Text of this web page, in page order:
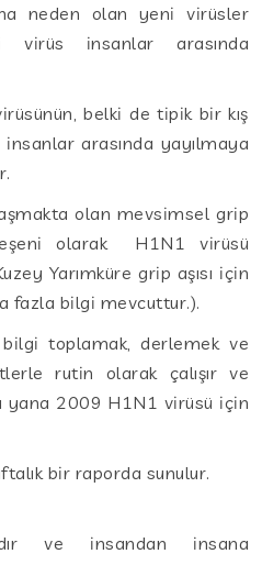
neden olan yeni virüsler
virüs insanlar arasında
belki de tipik bir kış
arasında yayılmaya
olan mevsimsel grip
olarak H1N1 virüsü
Yarımküre grip aşısı için
fazla bilgi mevcuttur.).
bilgi toplamak, derlemek ve
rutin olarak çalışır ve
yana 2009 H1N1 virüsü için
bir raporda sunulur.
ve insandan insana